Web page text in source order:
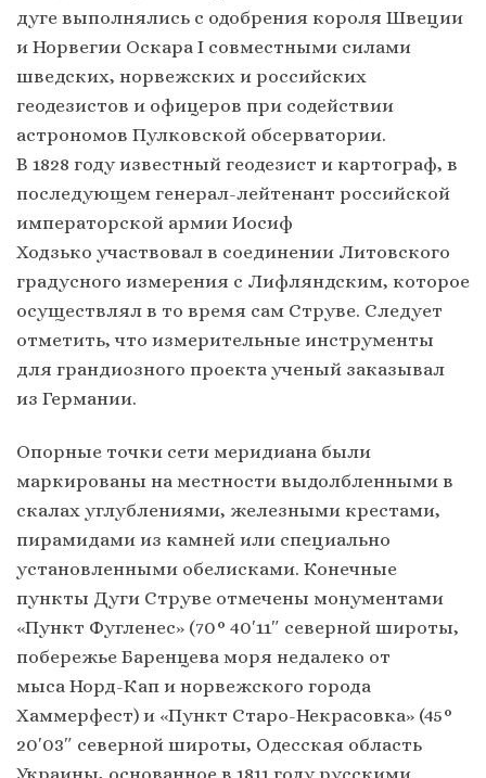
дуге выполнялись с одобрения короля Швеции
и Норвегии Оскара I совместными силами
шведских, норвежских и российских
геодезистов и офицеров при содействии
астрономов Пулковской обсерватории.
В 1828 году известный геодезист и картограф, в
последующем генерал-лейтенант российской
императорской армии Иосиф
Ходзько участвовал в соединении Литовского
градусного измерения с Лифляндским, которое
осуществлял в то время сам Струве. Следует
отметить, что измерительные инструменты
для грандиозного проекта ученый заказывал
из Германии.
Опорные точки сети меридиана были
маркированы на местности выдолбленными в
скалах углублениями, железными крестами,
пирамидами из камней или специально
установленными обелисками. Конечные
пункты Дуги Струве отмечены монументами
«Пункт Фугленес» (70° 40′11″ северной широты,
побережье Баренцева моря недалеко от
мыса Норд-Кап и норвежского города
Хаммерфест) и «Пункт Старо-Некрасовка» (45°
20′03″ северной широты, Одесская область
Украины, основанное в 1811 году русскими